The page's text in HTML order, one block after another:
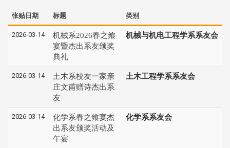
张贴日期 标题 类别
2026-03-14
机械系2026春之飨
宴暨杰出系友颁奖
典礼
机械与机电工程学系系友会
2026-03-14
土木系校友一家亲
庄文甫赠诗杰出系
友
土木工程学系系友会
2026-03-14
化学系春之飨宴杰
出系友颁奖活动及
午宴
化学系系友会